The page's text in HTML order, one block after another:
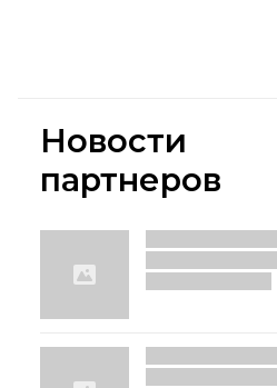
Новости
партнеров